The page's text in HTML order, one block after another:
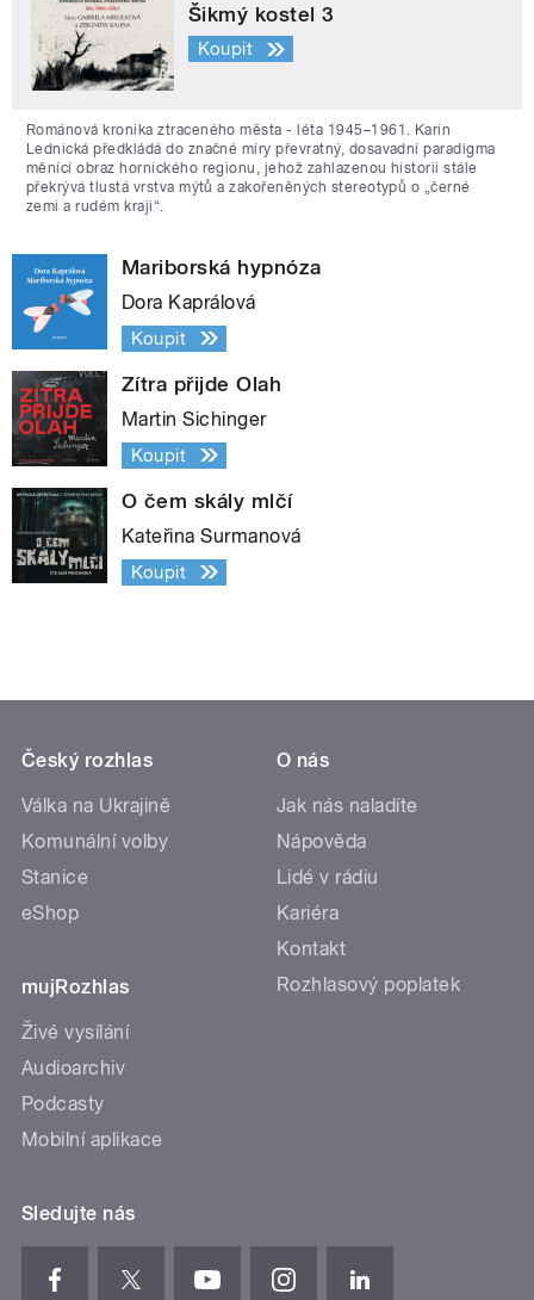
Šikmý kostel 3
Koupit
Románová kronika ztraceného města - léta 1945–1961. Karin
Lednická předkládá do značné míry převratný, dosavadní paradigma
měnící obraz hornického regionu, jehož zahlazenou historii stále
překrývá tlustá vrstva mýtů a zakořeněných stereotypů o „černé
zemi a rudém kraji“.
Mariborská hypnóza
Dora Kaprálová
Koupit
Zítra přijde Olah
Martin Sichinger
Koupit
O čem skály mlčí
Kateřina Surmanová
Koupit
Český rozhlas
Válka na Ukrajině
Komunální volby
Stanice
eShop
mujRozhlas
Živé vysílání
Audioarchiv
Podcasty
Mobilní aplikace
O nás
Jak nás naladíte
Nápověda
Lidé v rádiu
Kariéra
Kontakt
Rozhlasový poplatek
Sledujte nás